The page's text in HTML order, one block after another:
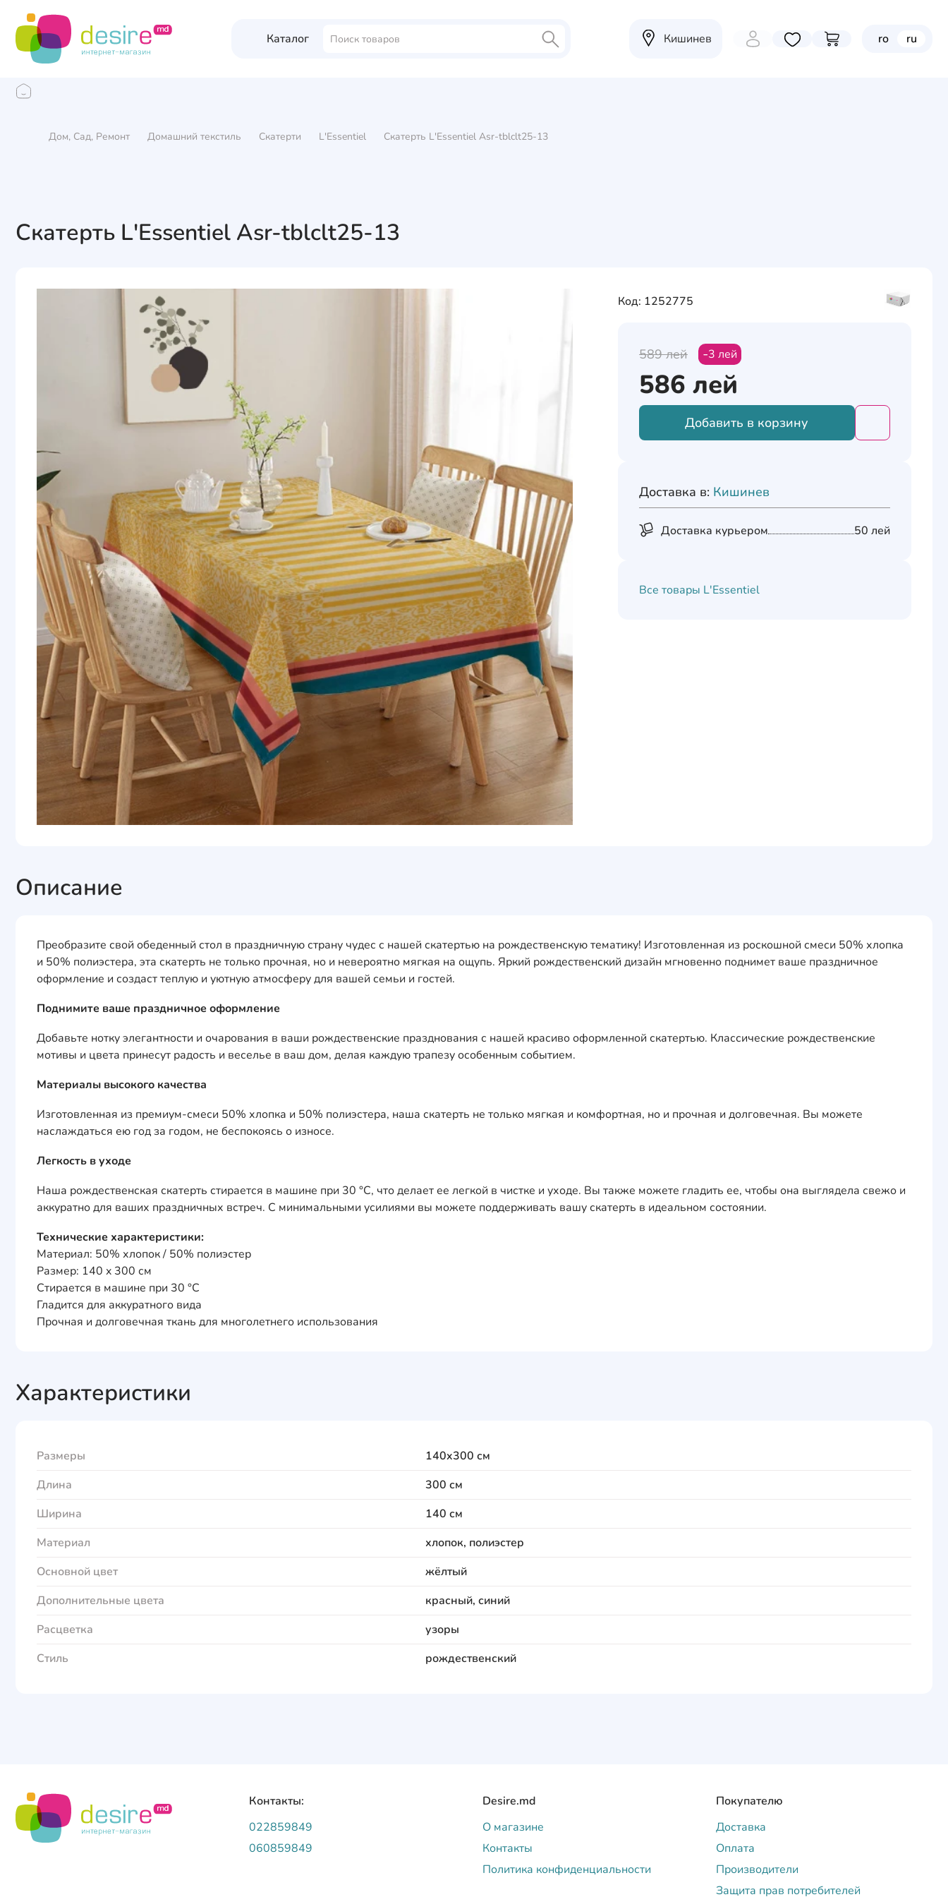
Каталог Кишинев Избранные товары
Перейти в корзину
ro ru
Дом, Сад, Ремонт Домашний текстиль Скатерти L'Essentiel Скатерть L'Essentiel Asr-tblclt25-13
Скатерть L'Essentiel Asr-tblclt25-13
Код: 1252775
589лей 3 лей
586 лей
Добавить в корзину
Доставка в: Кишинев
Доставка курьером 50 лей
Все товары L'Essentiel
Описание
Преобразите свой обеденный стол в праздничную страну чудес с нашей скатертью на рождественскую тематику! Изготовленная из роскошной смеси 50% хлопка
и 50% полиэстера, эта скатерть не только прочная, но и невероятно мягкая на ощупь. Яркий рождественский дизайн мгновенно поднимет ваше праздничное
оформление и создаст теплую и уютную атмосферу для вашей семьи и гостей.
Поднимите ваше праздничное оформление
Добавьте нотку элегантности и очарования в ваши рождественские празднования с нашей красиво оформленной скатертью. Классические рождественские
мотивы и цвета принесут радость и веселье в ваш дом, делая каждую трапезу особенным событием.
Материалы высокого качества
Изготовленная из премиум-смеси 50% хлопка и 50% полиэстера, наша скатерть не только мягкая и комфортная, но и прочная и долговечная. Вы можете
наслаждаться ею год за годом, не беспокоясь о износе.
Легкость в уходе
Наша рождественская скатерть стирается в машине при 30 °C, что делает ее легкой в чистке и уходе. Вы также можете гладить ее, чтобы она выглядела свежо и
аккуратно для ваших праздничных встреч. С минимальными усилиями вы можете поддерживать вашу скатерть в идеальном состоянии.
Технические характеристики:
Материал: 50% хлопок / 50% полиэстер
Размер: 140 x 300 см
Стирается в машине при 30 °C
Гладится для аккуратного вида
Прочная и долговечная ткань для многолетнего использования
Характеристики
Размеры
140x300 см
Длина
300 см
Ширина
140 см
Материал
хлопок, полиэстер
Основной цвет
жёлтый
Дополнительные цвета
красный, синий
Расцветка
узоры
Стиль
рождественский
Контакты:
022859849
060859849
Desire.md
О магазине
Контакты
Политика конфиденциальности
Покупателю
Доставка
Оплата
Производители
Защита прав потребителей